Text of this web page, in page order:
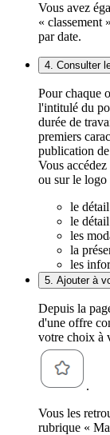
Vous avez
« classement
par date.
4. Consulter
Pour chaque
l'intitulé du
durée de
premiers
publication
Vous
ou sur le logo
le
le
les
la
les
5. Ajouter à
Depuis la
d'une offre
votre choix à
.
Vous les
rubrique «